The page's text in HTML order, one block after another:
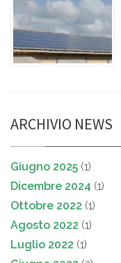
ARCHIVIO NEWS
Giugno 2025 (1)
Dicembre 2024 (1)
Ottobre 2022 (1)
Agosto 2022 (1)
Luglio 2022 (1)